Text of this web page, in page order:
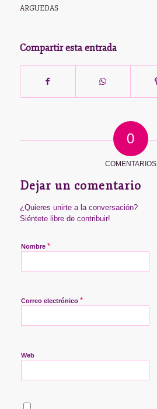
ARGUEDAS
Compartir esta entrada
0
COMENTARIOS
Dejar un comentario
¿Quieres unirte a la conversación?
Siéntete libre de contribuir!
Nombre *
Correo electrónico *
Web